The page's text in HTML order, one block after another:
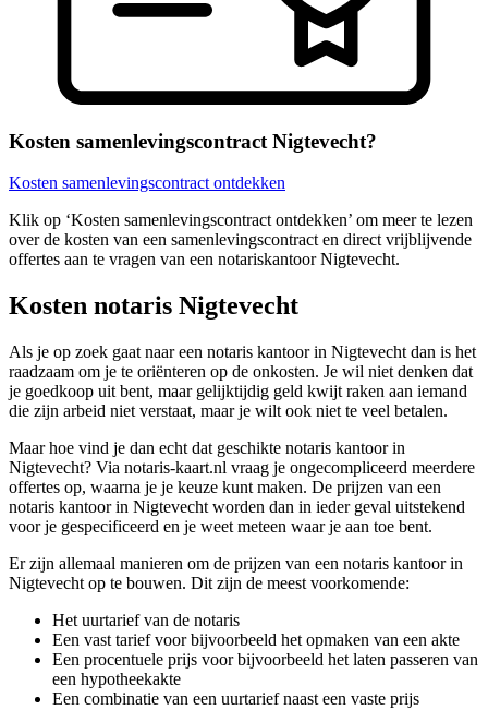
Kosten samenlevingscontract Nigtevecht?
Kosten samenlevingscontract ontdekken
Klik op ‘Kosten samenlevingscontract ontdekken’ om meer te lezen
over de kosten van een samenlevingscontract en direct vrijblijvende
offertes aan te vragen van een notariskantoor Nigtevecht.
Kosten notaris Nigtevecht
Als je op zoek gaat naar een notaris kantoor in Nigtevecht dan is het
raadzaam om je te oriënteren op de onkosten. Je wil niet denken dat
je goedkoop uit bent, maar gelijktijdig geld kwijt raken aan iemand
die zijn arbeid niet verstaat, maar je wilt ook niet te veel betalen.
Maar hoe vind je dan echt dat geschikte notaris kantoor in
Nigtevecht? Via notaris-kaart.nl vraag je ongecompliceerd meerdere
offertes op, waarna je je keuze kunt maken. De prijzen van een
notaris kantoor in Nigtevecht worden dan in ieder geval uitstekend
voor je gespecificeerd en je weet meteen waar je aan toe bent.
Er zijn allemaal manieren om de prijzen van een notaris kantoor in
Nigtevecht op te bouwen. Dit zijn de meest voorkomende:
Het uurtarief van de notaris
Een vast tarief voor bijvoorbeeld het opmaken van een akte
Een procentuele prijs voor bijvoorbeeld het laten passeren van
een hypotheekakte
Een combinatie van een uurtarief naast een vaste prijs